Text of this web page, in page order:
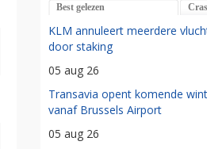
Best gelezen
KLM annuleert meerdere
door staking
05 aug 26
Transavia opent komende
vanaf Brussels Airport
05 aug 26